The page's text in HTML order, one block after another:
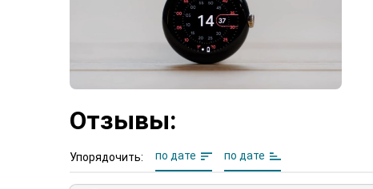
Отзывы:
Упорядочить: по дате по дате